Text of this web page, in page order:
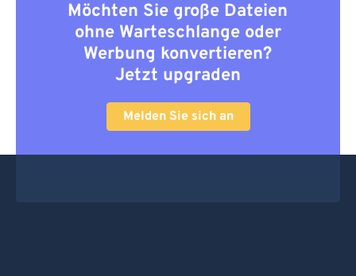
Möchten Sie große Dateien
ohne Warteschlange oder
Werbung konvertieren?
Jetzt upgraden
Melden Sie sich an